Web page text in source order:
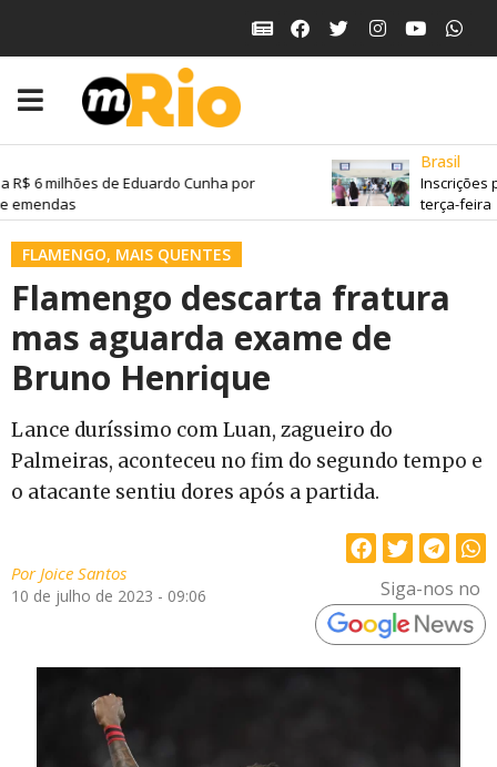
R$ 6 milhões de Eduardo Cunha por
emendas
Brasil
Inscrições
terça-feira
FLAMENGO, MAIS QUENTES
Flamengo descarta fratura
mas aguarda exame de
Bruno Henrique
Lance duríssimo com Luan, zagueiro do
Palmeiras, aconteceu no fim do segundo tempo e
o atacante sentiu dores após a partida.
PorJoice Santos
10 de julho de 2023 - 09:06 Siga-nos no